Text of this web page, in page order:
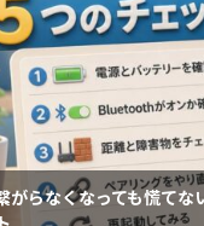
がらなくなっても慌て